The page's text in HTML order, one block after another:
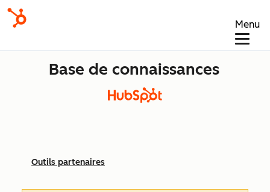
Menu
Base de connaissances
Outils partenaires